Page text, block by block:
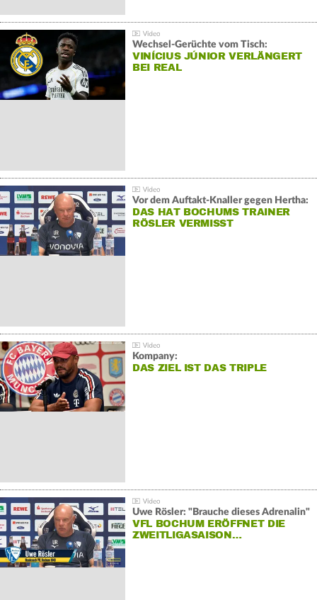
Wechsel-Gerüchte vom Tisch:
VINÍCIUS JÚNIOR VERLÄNGERT
BEI REAL
Vor dem Auftakt-Knaller gegen Hertha:
DAS HAT BOCHUMS TRAINER
RÖSLER VERMISST
Kompany:
DAS ZIEL IST DAS TRIPLE
Uwe Rösler: "Brauche dieses Adrenalin"
VFL BOCHUM ERÖFFNET DIE
ZWEITLIGASAISON…